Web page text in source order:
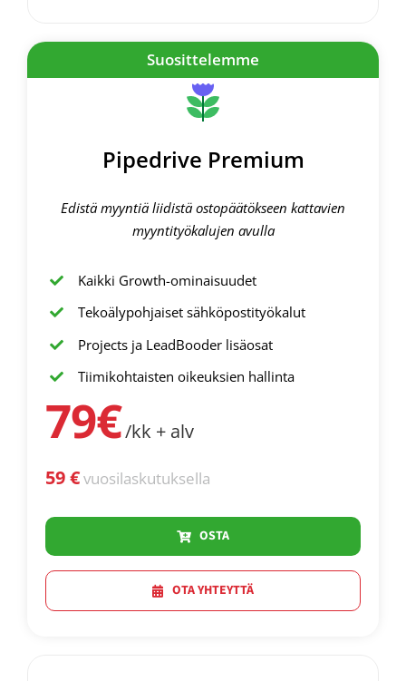
Suosittelemme
Pipedrive Premium
Edistä myyntiä liidistä ostopäätökseen kattavien
myyntityökalujen avulla
Kaikki Growth-ominaisuudet
Tekoälypohjaiset sähköpostityökalut
Projects ja LeadBooder lisäosat
Tiimikohtaisten oikeuksien hallinta
79€/kk + alv
59 €vuosilaskutuksella
OSTA
OTA YHTEYTTÄ